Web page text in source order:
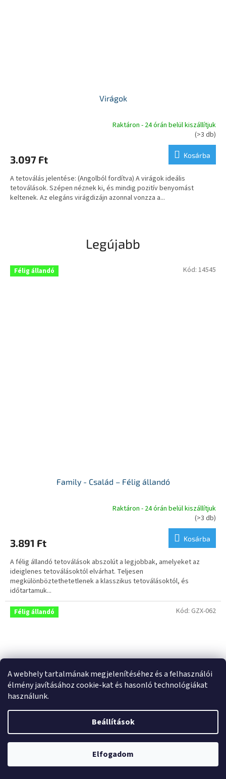
A webhely tartalmának megjelenítéséhez és a felhasználói
élmény javításához cookie-kat és hasonló technológiákat
használunk.
Beállítások
Elfogadom
Virágok
értékelése
ből
5,0
csillag.
Raktáron - 24 órán belül kiszállítjuk
(>3 db)
3.097 Ft Kosárba
A tetoválás jelentése: (Angolból fordítva) A virágok ideális
tetoválások. Szépen néznek ki, és mindig pozitív benyomást
keltenek. Az elegáns virágdizájn azonnal vonzza a...
Legújabb
Félig állandó
Family - Család – Félig állandó
értékelése
ből
5,0
csillag.
Raktáron - 24 órán belül kiszállítjuk
(>3 db)
3.891 Ft Kosárba
A félig állandó tetoválások abszolút a legjobbak, amelyeket az
ideiglenes tetoválásoktól elvárhat. Teljesen
megkülönböztethetetlenek a klasszikus tetoválásoktól, és
időtartamuk...
Kód: 14545
Félig állandó Kód: GZX-062